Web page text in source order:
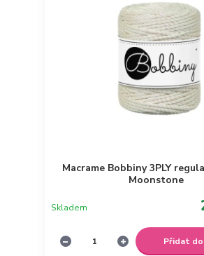
Macrame Bobbiny 3PLY
Moonstone
Skladem
Přidat